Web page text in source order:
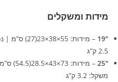
מידות ומשקלים
19″
2.5 ק”ג
25″
משקל: 3.2 ק”ג